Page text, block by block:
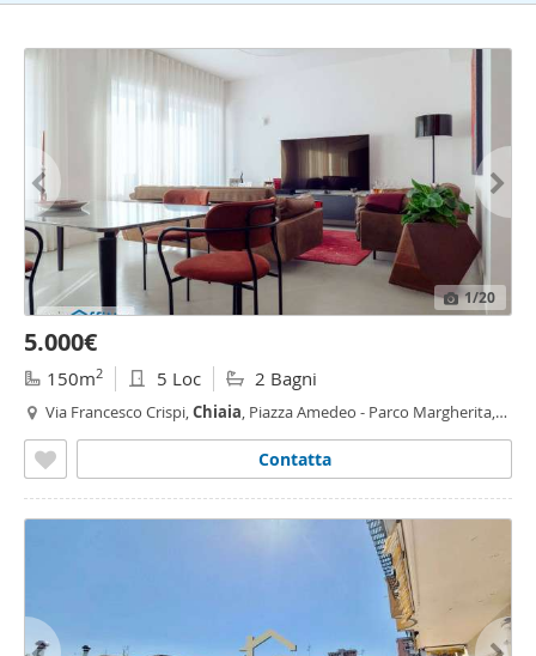
1/20
5.000€
150m2 5 Loc 2 Bagni
Via Francesco Crispi,Chiaia, Piazza Amedeo - Parco Margherita,
Contatta